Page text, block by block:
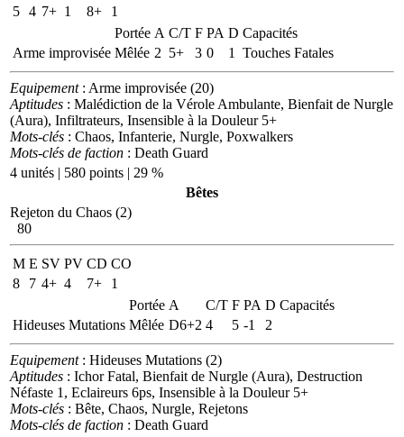
5 4 7+ 1 8+
1
Portée A C/T F PA D Capacités
Arme improvisée Mêlée 2 5+ 3 0 1 Touches Fatales
Equipement: Arme improvisée (20)
Aptitudes : Malédiction de la Vérole Ambulante, Bienfait de Nurgle
(Aura), Infiltrateurs, Insensible à la Douleur 5+
Mots-clés : Chaos, Infanterie, Nurgle, Poxwalkers
Mots-clés de faction : Death Guard
4 unités | 580 points | 29 %
Bêtes
Rejeton du Chaos (2)
80
M E SV PV CD CO
8
7 4+ 4 7+
1
Portée A C/T F PA D Capacités
Hideuses Mutations Mêlée D6+2 4 5 -1 2
Equipement: Hideuses Mutations (2)
Aptitudes : Ichor Fatal, Bienfait de Nurgle (Aura), Destruction
Néfaste 1, Eclaireurs 6ps, Insensible à la Douleur 5+
Mots-clés : Bête, Chaos, Nurgle, Rejetons
Mots-clés de faction : Death Guard